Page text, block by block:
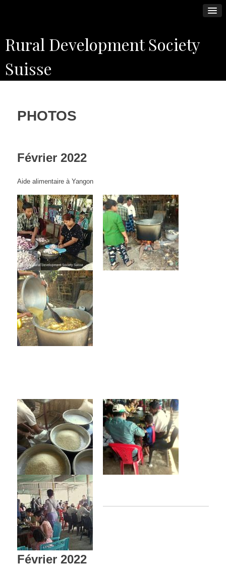
to
content
Rural Development Society
Suisse
PHOTOS
Février 2022
Aide alimentaire à Yangon
Février 2022